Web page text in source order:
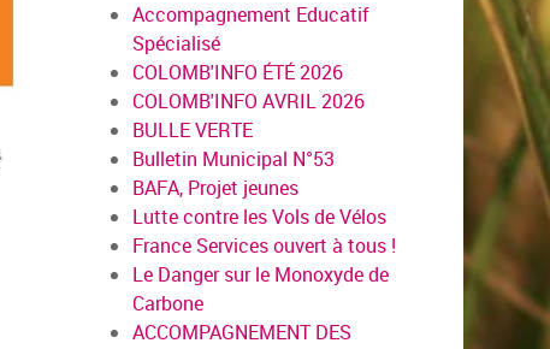
Accompagnement Educatif
Spécialisé
COLOMB'INFO ÉTÉ 2026
COLOMB'INFO AVRIL 2026
BULLE VERTE
Bulletin Municipal N°53
BAFA, Projet jeunes
Lutte contre les Vols de Vélos
France Services ouvert à tous !
Le Danger sur le Monoxyde de
Carbone
ACCOMPAGNEMENT DES